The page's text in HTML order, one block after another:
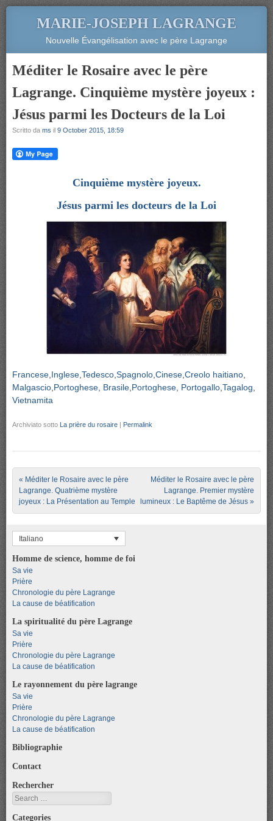
MARIE-JOSEPH LAGRANGE
Nouvelle Évangélisation avec le père Lagrange
Méditer le Rosaire avec le père
Lagrange. Cinquième mystère joyeux :
Jésus parmi les Docteurs de la Loi
Scritto da ms il 9 October 2015, 18:59
Cinquième mystère joyeux.
Jésus parmi les docteurs de la Loi
Francese Inglese Tedesco Spagnolo Cinese Creolo haitiano
Malgascio Portoghese, Brasile Portoghese, Portogallo Tagalog
Vietnamita
Archiviato sotto La prière du rosaire | Permalink
Post navigation
« Méditer le Rosaire avec le père
Lagrange. Quatrième mystère
joyeux : La Présentation au Temple
Méditer le Rosaire avec le père
Lagrange. Premier mystère
lumineux : Le Baptême de Jésus »
Italiano
Homme de science, homme de foi
Sa vie
Prière
Chronologie du père Lagrange
La cause de béatification
La spiritualité du père Lagrange
Sa vie
Prière
Chronologie du père Lagrange
La cause de béatification
Le rayonnement du père lagrange
Sa vie
Prière
Chronologie du père Lagrange
La cause de béatification
Bibliographie
Contact
Rechercher
Search
Categories